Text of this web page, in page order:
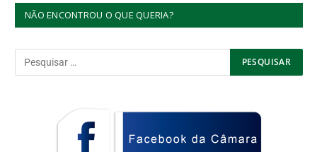
NÃO ENCONTROU O QUE QUERIA?